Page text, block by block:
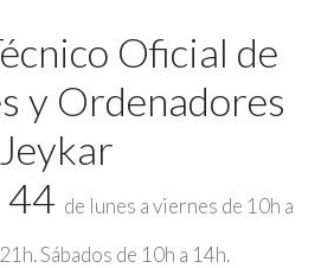
Oficial de
y Ordenadores
Jeykar
44 de lunes a viernes de 10h a
Sábados de 10h a 14h.